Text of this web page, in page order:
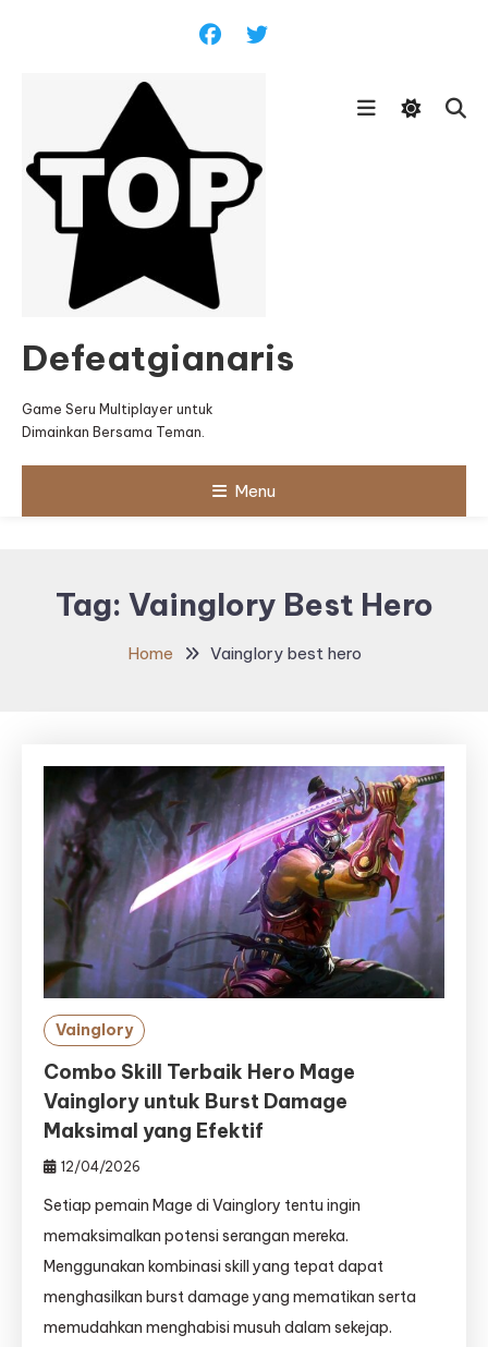
Defeatgianaris
Game Seru Multiplayer untuk
Dimainkan Bersama Teman.
Menu
Tag: Vainglory Best Hero
Home Vainglory best hero
Vainglory
Combo Skill Terbaik Hero Mage
Vainglory untuk Burst Damage
Maksimal yang Efektif
12/04/2026
Setiap pemain Mage di Vainglory tentu ingin
memaksimalkan potensi serangan mereka.
Menggunakan kombinasi skill yang tepat dapat
menghasilkan burst damage yang mematikan serta
memudahkan menghabisi musuh dalam sekejap.